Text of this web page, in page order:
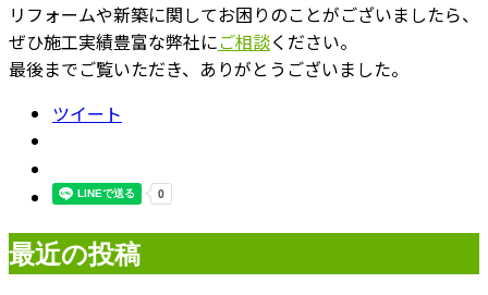
リフォームや新築に関してお困りのことがございましたら、
ぜひ施工実績豊富な弊社にご相談ください。
最後までご覧いただき、ありがとうございました。
ツイート
最近の投稿